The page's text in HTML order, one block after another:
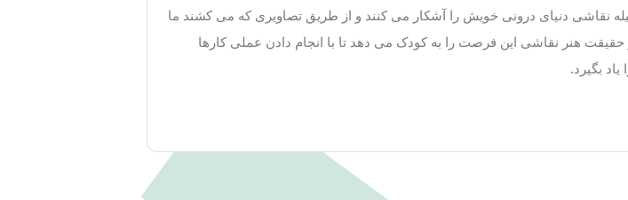
نقاشی دنیای درونی خویش را آشکار می کنند و از طریق تصاویری که می کشند ما
حقیقت هنر نقاشی این فرصت را به کودک می دهد تا با انجام دادن عملی کارها
بگیرد.